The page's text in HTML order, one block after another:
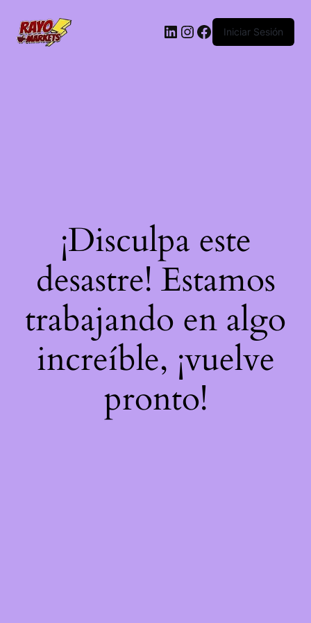
LinkedIn
Instagram
Facebook
Iniciar Sesión
¡Disculpa este
desastre! Estamos
trabajando en algo
increíble, ¡vuelve
pronto!